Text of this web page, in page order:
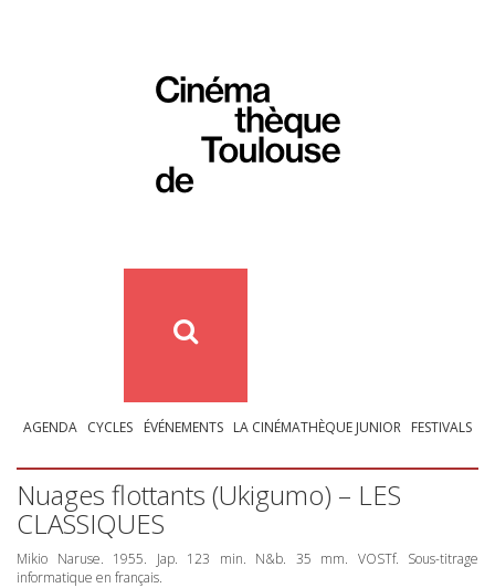
AGENDA CYCLES ÉVÉNEMENTS LA CINÉMATHÈQUE JUNIOR FESTIVALS
Nuages flottants (Ukigumo) – LES
CLASSIQUES
Mikio Naruse. 1955. Jap. 123 min. N&b. 35 mm. VOSTf. Sous-titrage
informatique en français.